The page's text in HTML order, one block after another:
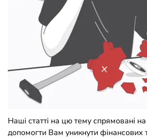
Наші статті на цю тему спрямовані
допомогти Вам уникнути фінансових